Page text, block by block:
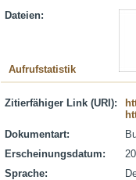
Dateien:
Aufrufstatistik
Zitierfähiger Link (URI):
Dokumentart:
Erscheinungsdatum:
Sprache: